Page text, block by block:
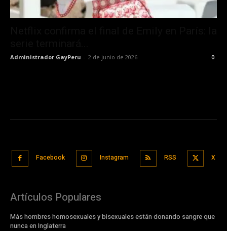
Administrador GayPeru - 2 de junio de 2026 0
Facebook Instagram RSS X
Artículos Populares
Más hombres homosexuales y bisexuales están donando sangre que
nunca en Inglaterra